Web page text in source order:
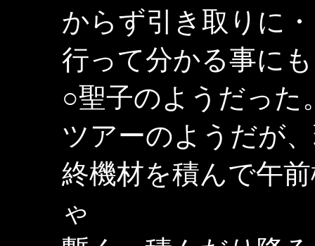
からず引き取りに
行って分かる事に
○聖子のようだった
ツアーのようだが
終機材を積んで午
ゃ